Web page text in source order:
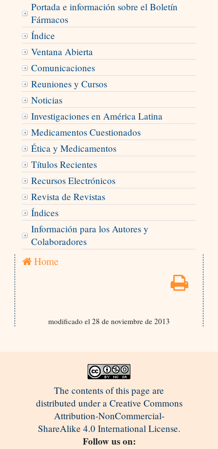
Portada e información sobre el Boletín
Fármacos
Índice
Ventana Abierta
Comunicaciones
Reuniones y Cursos
Noticias
Investigaciones en América Latina
Medicamentos Cuestionados
Ética y Medicamentos
Títulos Recientes
Recursos Electrónicos
Revista de Revistas
Índices
Información para los Autores y
Colaboradores
Home
modificado el 28 de noviembre de 2013
The contents of this page are
distributed under a Creative Commons
Attribution-NonCommercial-
ShareAlike 4.0 International License.
Follow us on: